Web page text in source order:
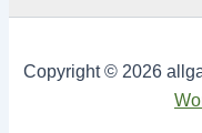
Copyright © 2026